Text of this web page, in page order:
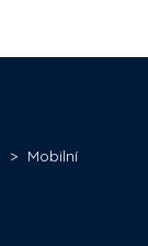
> Mobilní